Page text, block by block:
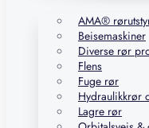
AMA®
Beisemaskiner
Diverse rør
Flens
Fuge rør
Hydraulikkrør
Lagre rør